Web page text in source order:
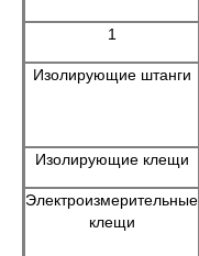
1
Изолирующие штанги
Изолирующие клещи
Электроизмерительные
клещи